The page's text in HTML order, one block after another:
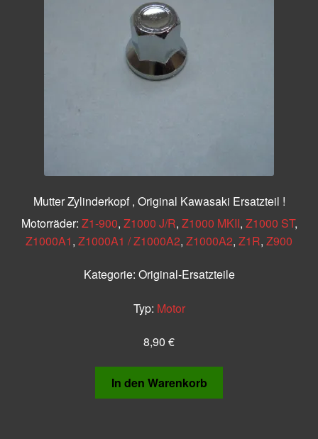
Mutter Zylinderkopf , Original Kawasaki Ersatzteil !
Motorräder: Z1-900, Z1000 J/R, Z1000 MKII, Z1000 ST,
Z1000A1, Z1000A1 / Z1000A2, Z1000A2, Z1R, Z900
Kategorie: Original-Ersatzteile
Typ: Motor
8,90 €
In den Warenkorb